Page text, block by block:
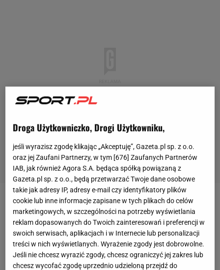
UEFA podała oficjalną listę kandydatów do
organizacjifinałóweuropejskich pucharów w 2019
roku.Polskawystosowała kandydaturę Gdańska,
wcześniej rozważano opcję kandydatury PGE
Narodowego w Warszawie.
Droga Użytkowniczko, Drogi Użytkowniku,
jeśli wyrazisz zgodę klikając „Akceptuję”, Gazeta.pl sp. z o.o.
oraz jej Zaufani Partnerzy, w tym [676] Zaufanych Partnerów
IAB, jak również Agora S.A. będąca spółką powiązaną z
Gazeta.pl sp. z o.o., będą przetwarzać Twoje dane osobowe
takie jak adresy IP, adresy e-mail czy identyfikatory plików
cookie lub inne informacje zapisane w tych plikach do celów
marketingowych, w szczególności na potrzeby wyświetlania
reklam dopasowanych do Twoich zainteresowań i preferencji w
swoich serwisach, aplikacjach i w Internecie lub personalizacji
treści w nich wyświetlanych. Wyrażenie zgody jest dobrowolne.
Jeśli nie chcesz wyrazić zgody, chcesz ograniczyć jej zakres lub
chcesz wycofać zgodę uprzednio udzieloną przejdź do